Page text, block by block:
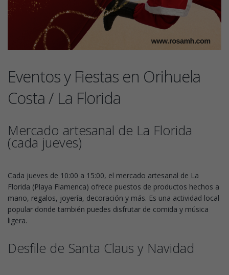
Eventos y Fiestas en Orihuela
Costa / La Florida
Mercado artesanal de La Florida
(cada jueves)
Cada jueves de 10:00 a 15:00, el mercado artesanal de La
Florida (Playa Flamenca) ofrece puestos de productos hechos a
mano, regalos, joyería, decoración y más. Es una actividad local
popular donde también puedes disfrutar de comida y música
ligera.
Desfile de Santa Claus y Navidad